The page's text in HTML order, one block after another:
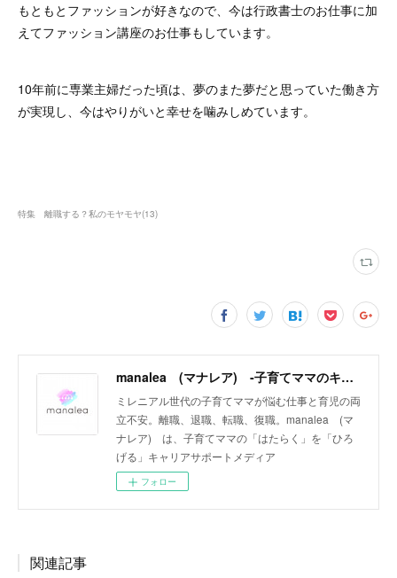
もともとファッションが好きなので、今は行政書士のお仕事に加
えてファッション講座のお仕事もしています。
10年前に専業主婦だった頃は、夢のまた夢だと思っていた働き方
が実現し、今はやりがいと幸せを噛みしめています。
特集 離職する？私のモヤモヤ(13)
manalea (マナレア) ‐子育てママのキャリアサポートメディア‐
ミレニアル世代の子育てママが悩む仕事と育児の両
立不安。離職、退職、転職、復職。manalea (マ
ナレア) は、子育てママの「はたらく」を「ひろ
げる」キャリアサポートメディア
フォロー
関連記事